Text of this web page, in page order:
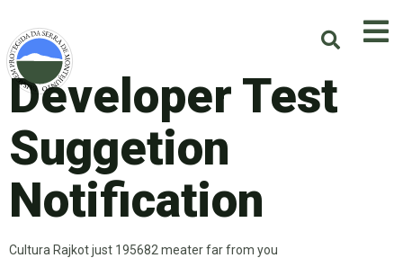
Developer Test
Suggetion
Notification
Cultura Rajkot just 195682 meater far from you